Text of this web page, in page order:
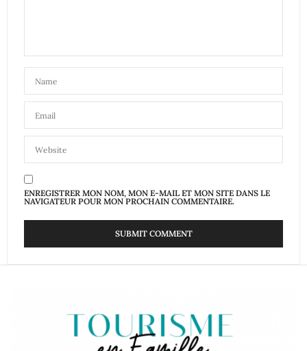
ENREGISTRER MON NOM, MON E-MAIL ET MON SITE DANS LE
NAVIGATEUR POUR MON PROCHAIN COMMENTAIRE.